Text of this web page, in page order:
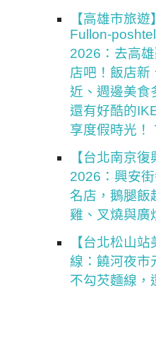
【高雄市旅
Fullon-
2026：去高
店吧！飯店新
近、週邊美食
還有好酷的
享度假時光！
【台北南京
2026：興安
名店，鵝腿飯
雞、叉燒與廣
【台北松山
線：饒河夜市
不勾芡麵線，